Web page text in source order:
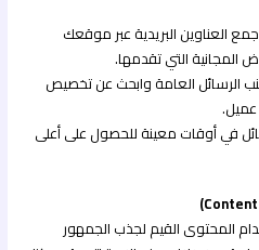
العناوين البريدية عبر موقعك
المجانية التي تقدمها.
الرسائل العامة وابحث عن تخصيص
عميل.
في أوقات معينة للحصول على أعلى
المحتوى القيم لجذب الجمهور